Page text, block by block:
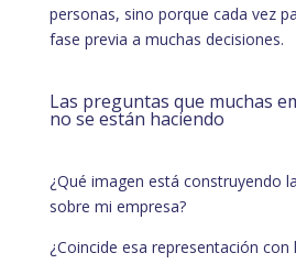
personas, sino porque cada vez
fase previa a muchas decisiones.
Las preguntas que muchas
no se están haciendo
¿Qué imagen está construyendo
sobre mi empresa?
¿Coincide esa representación con